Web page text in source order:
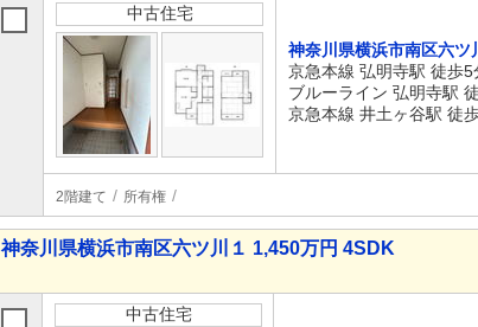
中古住宅
神奈川県横浜市南区六ツ
京急本線 弘明寺駅 徒歩5
ブルーライン 弘明寺駅
京急本線 井土ヶ谷駅 徒
2階建て 所有権
神奈川県横浜市南区六ツ川１ 1,450万円 4SDK
中古住宅